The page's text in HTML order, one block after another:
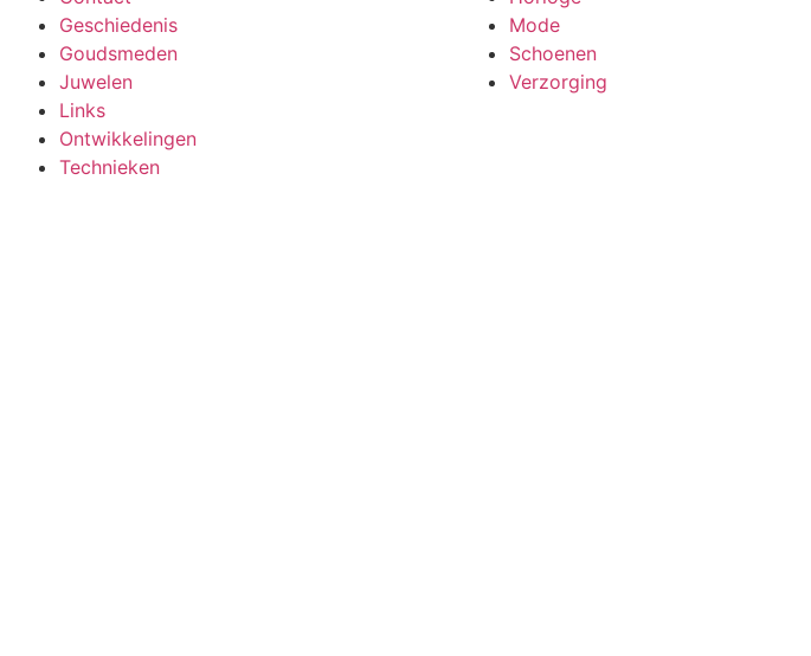
Geschiedenis
Goudsmeden
Juwelen
Links
Ontwikkelingen
Technieken
Mode
Schoenen
Verzorging